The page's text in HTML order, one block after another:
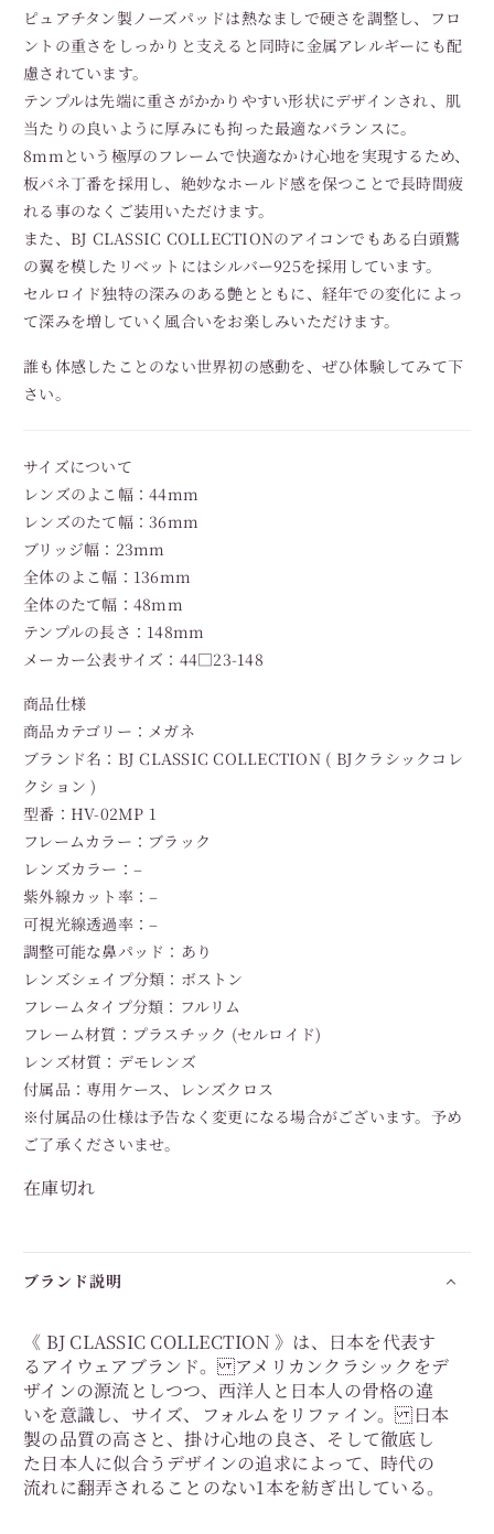
ピュアチタン製ノーズパッドは熱なましで硬さを調整し、フロ
ントの重さをしっかりと支えると同時に金属アレルギーにも配
慮されています。
テンプルは先端に重さがかかりやすい形状にデザインされ、肌
当たりの良いように厚みにも拘った最適なバランスに。
8mmという極厚のフレームで快適なかけ心地を実現するため、
板バネ丁番を採用し、絶妙なホールド感を保つことで長時間疲
れる事のなくご装用いただけます。
また、BJ CLASSIC COLLECTIONのアイコンでもある白頭鷲
の翼を模したリベットにはシルバー925を採用しています。
セルロイド独特の深みのある艶とともに、経年での変化によっ
て深みを増していく風合いをお楽しみいただけます。
誰も体感したことのない世界初の感動を、ぜひ体験してみて下
さい。
サイズについて
レンズのよこ幅：44mm
レンズのたて幅：36mm
ブリッジ幅：23mm
全体のよこ幅：136mm
全体のたて幅：48mm
テンプルの長さ：148mm
メーカー公表サイズ：44□23-148
商品仕様
商品カテゴリー：メガネ
ブランド名：BJ CLASSIC COLLECTION ( BJクラシックコレ
クション )
型番：HV-02MP 1
フレームカラー：ブラック
レンズカラー：–
紫外線カット率：–
可視光線透過率：–
調整可能な鼻パッド：あり
レンズシェイプ分類：ボストン
フレームタイプ分類：フルリム
フレーム材質：プラスチック (セルロイド)
レンズ材質：デモレンズ
付属品：専用ケース、レンズクロス
※付属品の仕様は予告なく変更になる場合がございます。予め
ご了承くださいませ。
在庫切れ
ブランド説明
《 BJ CLASSIC COLLECTION 》は、日本を代表す
るアイウェアブランド。 アメリカンクラシックをデ
ザインの源流としつつ、西洋人と日本人の骨格の違
いを意識し、サイズ、フォルムをリファイン。 日本
製の品質の高さと、掛け心地の良さ、そして徹底し
た日本人に似合うデザインの追求によって、時代の
流れに翻弄されることのない1本を紡ぎ出している。